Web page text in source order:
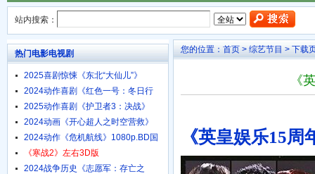
站内搜索：
您的位置： 首页 > 综艺节目 > 下载
《
《英皇娱乐15
热门电影电视剧
2025喜剧惊悚《东北“大仙儿”》
1080p.HD国语中字
2024动作喜剧《红色一号：冬日行
动》4K.HD中英双字
2025动作喜剧《护卫者3：决战》
1080p.HD国语中字
2024动画《开心超人之时空营救》
4K.HD国语中字
2024动作《危机航线》1080p.BD国
语中字
《寒战2》左右3D版
2024战争历史《志愿军：存亡之